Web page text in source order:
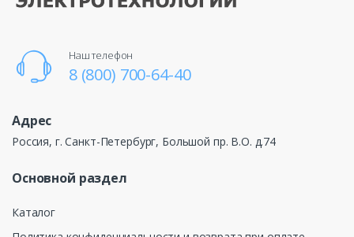
Наш телефон
8 (800) 700-64-40
Адрес
Россия, г. Санкт-Петербург, Большой пр. В.О. д.74
Основной раздел
Каталог